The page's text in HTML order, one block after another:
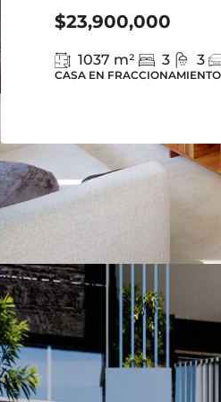
$23,900,000
1037 m² 3 3
CASA EN FRACCIONAMIENTO